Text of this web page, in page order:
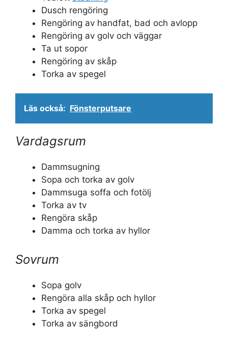
Dusch rengöring
Rengöring av handfat, bad och avlopp
Rengöring av golv och väggar
Ta ut sopor
Rengöring av skåp
Torka av spegel
Läs också: Fönsterputsare
Vardagsrum
Dammsugning
Sopa och torka av golv
Dammsuga soffa och fotölj
Torka av tv
Rengöra skåp
Damma och torka av hyllor
Sovrum
Sopa golv
Rengöra alla skåp och hyllor
Torka av spegel
Torka av sängbord